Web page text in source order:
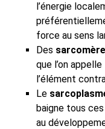
l’énergie
force au sens
Des
que l’on
l’élément
Le
baigne tous
au